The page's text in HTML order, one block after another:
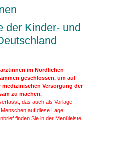
der Kinder- und
im Nördlichen
geschlossen, um auf
Versorgung der
zu machen.
das auch als Vorlage
auf diese Lage
finden Sie in der Menüleiste